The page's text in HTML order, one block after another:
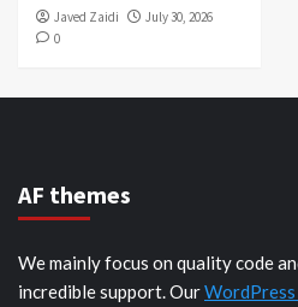
Javed Zaidi
July 30, 2026
0
AF themes
We mainly focus on quality code
incredible support. OurWordPress